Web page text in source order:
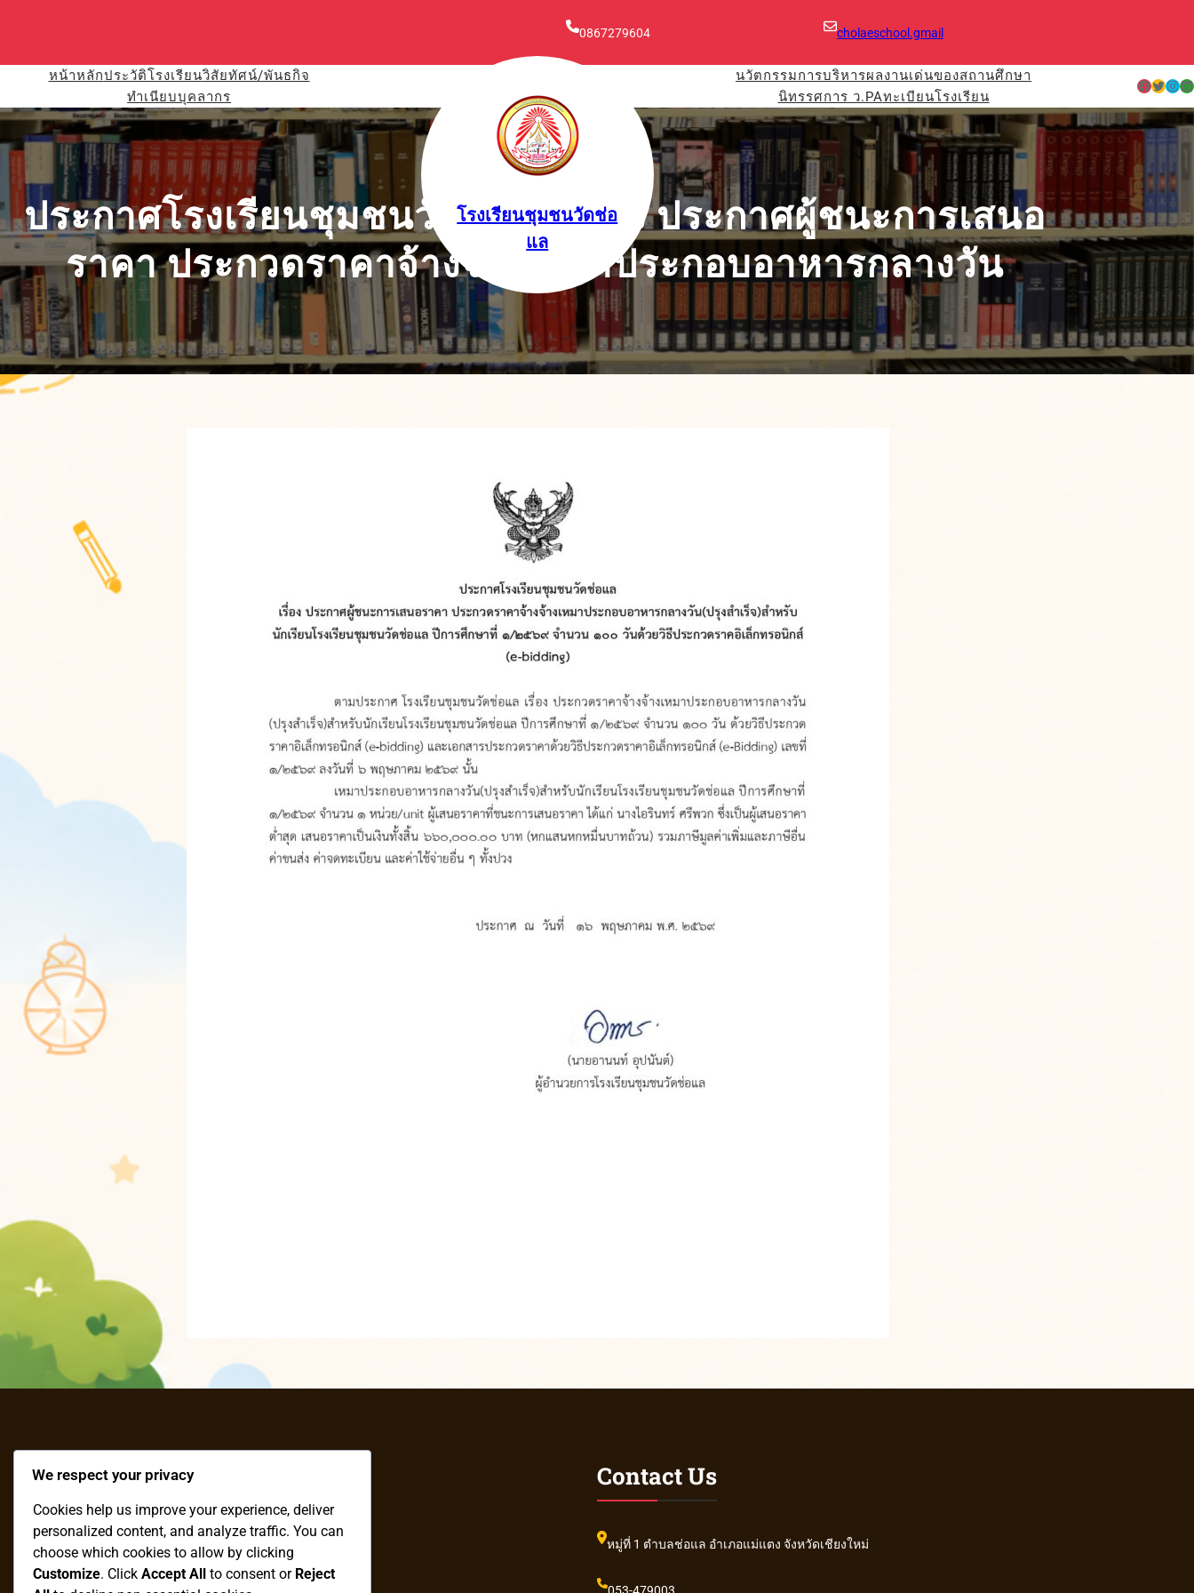
0867279604 cholaeschool.gmail
หน้าหลักประวัติโรงเรียนวิสัยทัศน์/พันธกิจ
ทำเนียบบุคลากร
โรงเรียนชุมชนวัดช่อ
แล
นวัตกรรมการบริหารผลงานเด่นของสถานศึกษา
นิทรรศการ ว.PAทะเบียนโรงเรียน
Facebook Twitter InstagramLinkedIn
ประกาศโรงเรียนชุมชนวัดช่อแล เรื่อง ประกาศผู้ชนะการเสนอ
ราคา ประกวดราคาจ้างจ้างเหมาประกอบอาหารกลางวัน
Twitter LinkedIn Pinterest
Contact Us
หมู่ที่ 1 ตำบลช่อแล อำเภอแม่แตง จังหวัดเชียงใหม่
053-479003
We respect your privacy
Cookies help us improve your experience, deliver
personalized content, and analyze traffic. You can
choose which cookies to allow by clicking
Customize. Click Accept All to consent or Reject